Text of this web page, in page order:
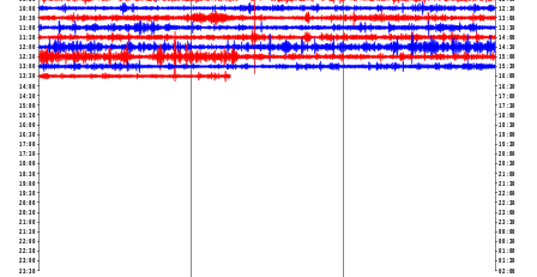
10:00
10:30
11:00
11:30
12:00
12:30
13:00
13:30
14:00
14:30
15:00
15:30
16:00
16:30
17:00
17:30
18:00
18:30
19:00
19:30
20:00
20:30
21:00
21:30
22:00
22:30
23:00
23:30
12:30
13:00
13:30
14:00
14:30
15:00
15:30
16:00
16:30
17:00
17:30
18:00
18:30
19:00
19:30
20:00
20:30
21:00
21:30
22:00
22:30
23:00
23:30
00:00
00:30
01:00
01:30
02:00